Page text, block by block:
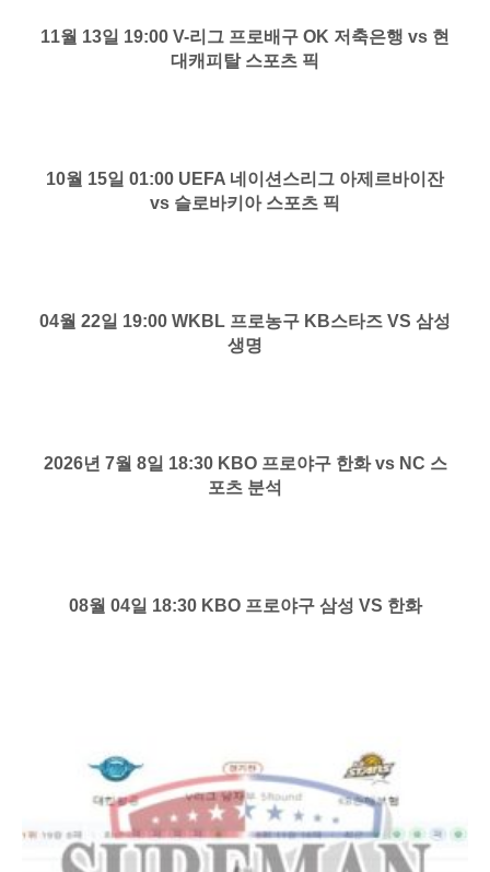
11월 13일 19:00 V-리그 프로배구 OK 저축은행 vs 현
대캐피탈 스포츠 픽
10월 15일 01:00 UEFA 네이션스리그 아제르바이잔
vs 슬로바키아 스포츠 픽
04월 22일 19:00 WKBL 프로농구 KB스타즈 VS 삼성
생명
2026년 7월 8일 18:30 KBO 프로야구 한화 vs NC 스
포츠 분석
08월 04일 18:30 KBO 프로야구 삼성 VS 한화